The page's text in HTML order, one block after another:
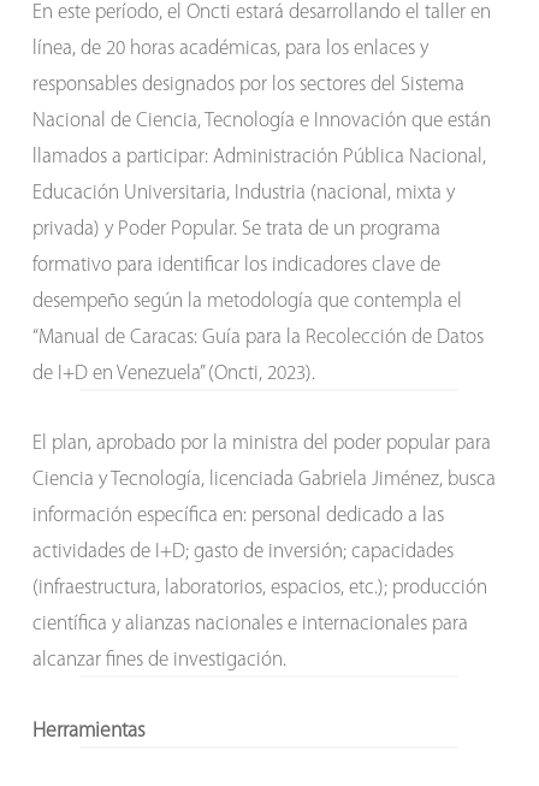
En este período, el Oncti estará desarrollando el taller en
línea, de 20 horas académicas, para los enlaces y
responsables designados por los sectores del Sistema
Nacional de Ciencia, Tecnología e Innovación que están
llamados a participar: Administración Pública Nacional,
Educación Universitaria, Industria (nacional, mixta y
privada) y Poder Popular. Se trata de un programa
formativo para identificar los indicadores clave de
desempeño según la metodología que contempla el
“Manual de Caracas: Guía para la Recolección de Datos
de I+D en Venezuela” (Oncti, 2023).
El plan, aprobado por la ministra del poder popular para
Ciencia y Tecnología, licenciada Gabriela Jiménez, busca
información específica en: personal dedicado a las
actividades de I+D; gasto de inversión; capacidades
(infraestructura, laboratorios, espacios, etc.); producción
científica y alianzas nacionales e internacionales para
alcanzar fines de investigación.
Herramientas